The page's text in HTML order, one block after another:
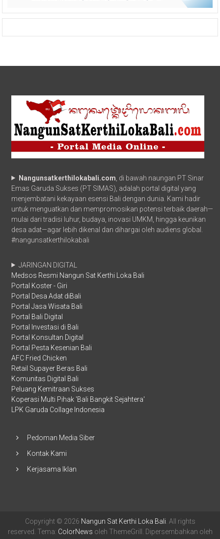
Nangunsatkerthilokabali.com , di bawah naungan PT Sinar
Emas Garuda Sukses (PT SIMAS), adalah portal digital yang
menjembatani kekayaan esensi Bali dengan dunia. Kami hadir
untuk menguatkan dan mempromosikan potensi terbaik daerah—
mulai dari tradisi luhur, budaya, inovasi UMKM, hingga keunikan
desa adat—agar lebih dikenal dan dihargai oleh audiens global.
#nangunsatkerthilokabali
JARINGAN DIGITAL
Medsos Resmi Nangun Sat Kerthi Loka Bali
Portal Koster - Giri
Portal Desa Adat diBali
Portal Jasa Wisata Bali
Portal Bali Digital
Portal Investasi di Bali
Portal Konsultan Digital
Portal Pesta Kesenian Bali
AFC Fried Chicken
Retail Supayer Beras Bali
Komunitas Digital Bali
Peluang Kemitraan Sukses
Koperasi Multi Pihak 'Bali Bangkit Sejahtera'
LPK Garuda Collage Indonesia
Pedoman Media Siber
Kontak Kami
Kerjasama Iklan
Copyright © 2026 Nangun Sat Kerthi Loka Bali . All rights
reserved. Tema: ColorNews oleh ThemeGrill. Dipersembahkan oleh